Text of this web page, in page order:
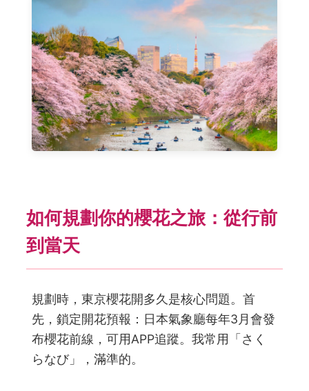
如何規劃你的櫻花之旅：從行前
到當天
規劃時，東京櫻花開多久是核心問題。首
先，鎖定開花預報：日本氣象廳每年3月會發
布櫻花前線，可用APP追蹤。我常用「さく
らなび」，滿準的。